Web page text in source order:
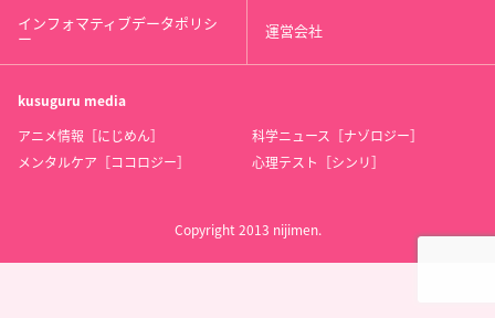
インフォマティブデータポリシ
ー 運営会社
kusuguru media
アニメ情報［にじめん］
科学ニュース［ナゾロジー］
メンタルケア［ココロジー］
心理テスト［シンリ］
Copyright 2013 nijimen.